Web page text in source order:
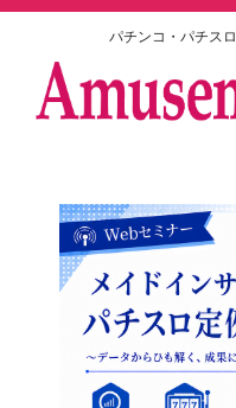
パチンコ・パチス